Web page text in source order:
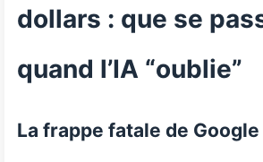
dollars : que se
quand l’IA “oublie”
La frappe fatale de Google